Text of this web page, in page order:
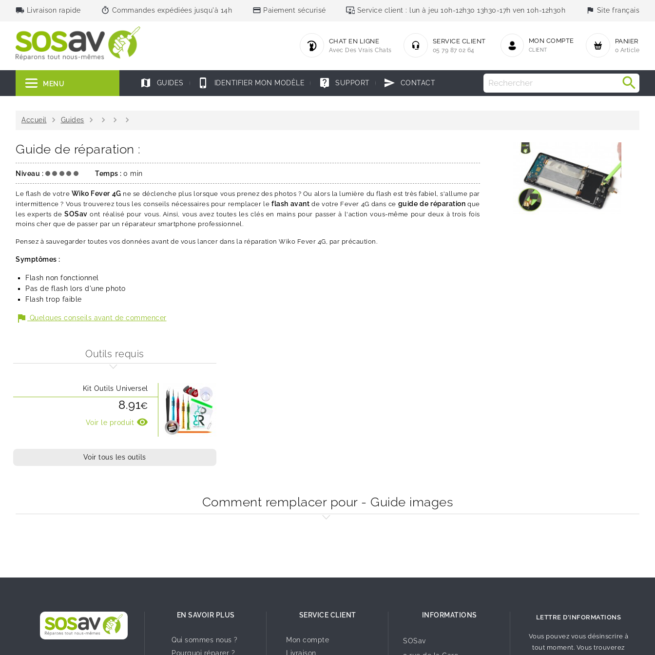
local_shipping Livraison rapide timer Commandes expédiées jusqu'à 14h credit_card Paiement sécurisé important_devices Service client : lun à jeu 10h-12h30 13h30-17h ven 10h-12h30h flag Site français
PANIER
0 Article
MON COMPTE
CLIENT
SERVICE CLIENT
05 79 87 02 64
CHAT EN LIGNE
Avec Des Vrais Chats
MENU map GUIDES phone_iphone IDENTIFIER MON MODÈLE live_help SUPPORT send CONTACT
Accueil chevron_right Guides chevron_right chevron_right chevron_right chevron_right
Guide de réparation :
Niveau : Temps : 0 min
Le flash de votre Wiko Fever 4G ne se déclenche plus lorsque vous prenez des photos ? Ou alors la lumière du flash est très fabiel, s'allume par
intermittence ? Vous trouverez tous les conseils nécessaires pour remplacer leflash avant de votre Fever 4G dans ce guide de réparation que
les experts deSOSav ont réalisé pour vous. Ainsi, vous avez toutes les clés en mains pour passer à l'action vous-même pour deux à trois fois
moins cher que de passer par un réparateur smartphone professionnel.
Pensez à sauvegarder toutes vos données avant de vous lancer dans la réparation Wiko Fever 4G, par précaution.
Symptômes :
Flash non fonctionnel
Pas de flash lors d'une photo
Flash trop faible
flag Quelques conseils avant de commencer
Outils requis
Kit Outils Universel
8.91€
Voir le produit visibility
Voir tous les outils
Comment remplacer pour - Guide images
EN SAVOIR PLUS
Qui sommes nous ?
Pourquoi réparer ?
SERVICE CLIENT
Mon compte
Livraison
INFORMATIONS
SOSav
LETTRE D'INFORMATIONS
Vous pouvez vous désinscrire à
tout moment. Vous trouverez